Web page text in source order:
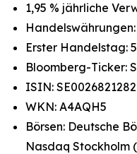
1,95 % jährliche
Handelswährungen:
Erster Handelstag:
Bloomberg-Ticker:
ISIN: SE0026821282
WKN: A4AQH5
Börsen: Deutsche
Nasdaq Stockholm